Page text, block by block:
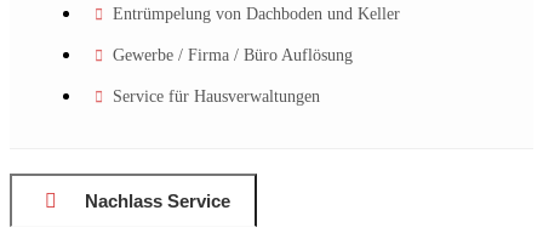
Entrümpelung von Dachboden und Keller
Gewerbe / Firma / Büro Auflösung
Service für Hausverwaltungen
Nachlass Service